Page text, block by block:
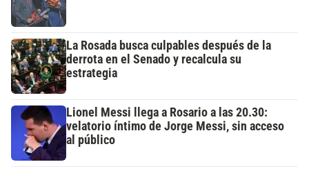
La Rosada busca culpables después de la
derrota en el Senado y recalcula su
estrategia
Lionel Messi llega a Rosario a las 20.30:
velatorio íntimo de Jorge Messi, sin acceso
al público